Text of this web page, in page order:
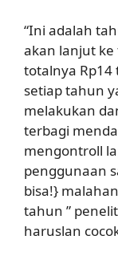
“Ini adalah
akan lanjut
totalnya
setiap tahun
melakukan
terbagi
mengontroll
penggunaan
bisa!}
tahun ”
haruslan